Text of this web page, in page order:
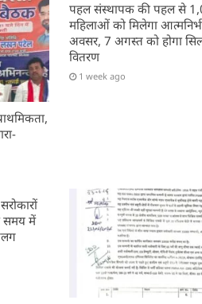
पहल संस्थापक की पहल से
महिलाओं को मिलेगा
अवसर, 7 अगस्त को होगा
वितरण
1 week ago
समय में